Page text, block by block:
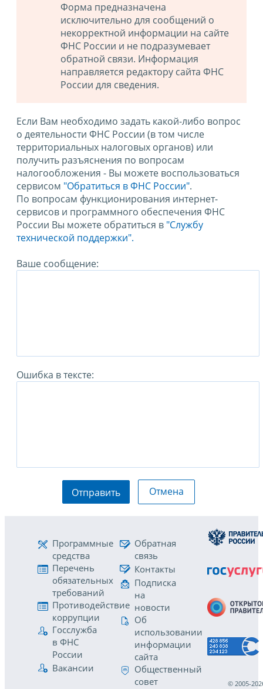
Форма предназначена
исключительно для сообщений о
некорректной информации на сайте
ФНС России и не подразумевает
обратной связи. Информация
направляется редактору сайта ФНС
России для сведения.
Если Вам необходимо задать какой-либо вопрос
о деятельности ФНС России (в том числе
территориальных налоговых органов) или
получить разъяснения по вопросам
налогообложения - Вы можете воспользоваться
сервисом "Обратиться в ФНС России".
По вопросам функционирования интернет-
сервисов и программного обеспечения ФНС
России Вы можете обратиться в "Службу
технической поддержки".
Ваше сообщение:
Ошибка в тексте:
Отправить Отмена
Программные
средства
Перечень
обязательных
требований
Противодействие
коррупции
Госслужба
в ФНС
России
Вакансии
Обратная
связь
Контакты
Подписка
на
новости
Об
использовании
информации
сайта
Общественный
совет
© 2005-